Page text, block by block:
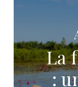
La
: